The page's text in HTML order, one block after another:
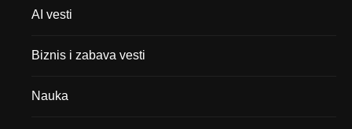
AI vesti
Biznis i zabava vesti
Nauka